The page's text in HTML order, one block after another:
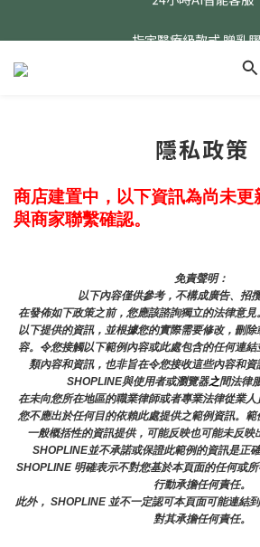
24小時AI智能客服
隱私政策
商店建置中，以下資訊為尚未更
與商家聯繫確認。
免責聲明：
以下內容僅供參考，不構成廣告、招
在發佈如下政策之前，您應該諮詢獨立的法律意
以下提供的資訊，並根據您的實際需要修改，刪
容。令您接觸以下範例內容或此處包含的任何連
類內容和資訊，也非旨在令您接收這些內容和
SHOPLINE與使用者或瀏覽器之間法律
在未向您所在地區的職業律師或者專業法律從業人
您不應出於任何目的依賴此處提供之範例資訊。
一般概括性的資訊提供，可能反映也可能未反映
SHOPLINE並不承諾或保證此範例的資訊是正
SHOPLINE 明確表示不對您基於本頁面的任何或
行動承擔任何責任。
此外， SHOPLINE 並不一定認可本頁面可能連結
對其承擔任何責任。